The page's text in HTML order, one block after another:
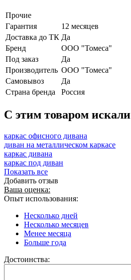
Прочие
Гарантия
12 месяцев
Доставка до ТК Да
Бренд
ООО "Томеса"
Под заказ
Да
Производитель ООО "Томеса"
Самовывоз
Да
Страна бренда
Россия
C этим товаром искали
каркас офисного дивана
диван на металлическом каркасе
каркас дивана
каркас под диван
Показать все
Добавить отзыв
Ваша оценка:
Опыт использования:
Несколько дней
Несколько месяцев
Менее месяца
Больше года
Достоинства: